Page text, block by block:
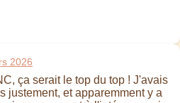
2026
ça serait le top du top ! J'avais
justement, et apparemment y a